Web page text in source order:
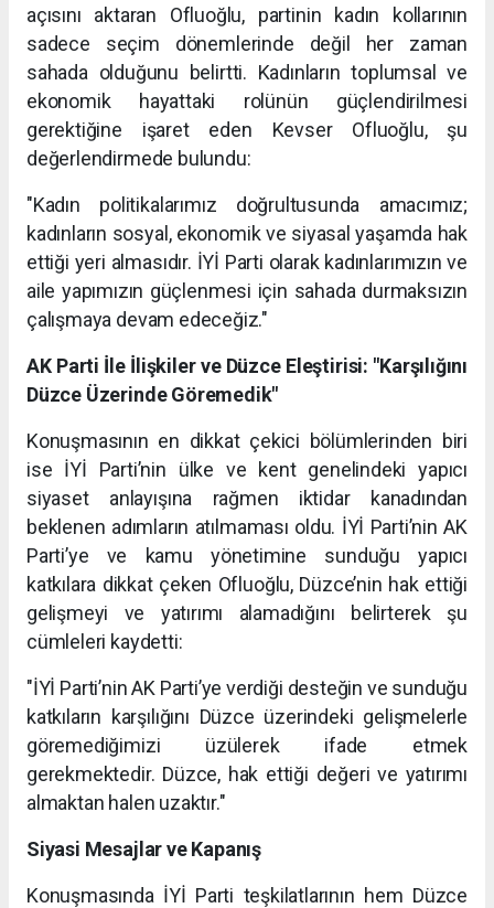
açısını aktaran Ofluoğlu, partinin kadın kollarının
sadece seçim dönemlerinde değil her zaman
sahada olduğunu belirtti. Kadınların toplumsal ve
ekonomik hayattaki rolünün güçlendirilmesi
gerektiğine işaret eden Kevser Ofluoğlu, şu
değerlendirmede bulundu:
"Kadın politikalarımız doğrultusunda amacımız;
kadınların sosyal, ekonomik ve siyasal yaşamda hak
ettiği yeri almasıdır. İYİ Parti olarak kadınlarımızın ve
aile yapımızın güçlenmesi için sahada durmaksızın
çalışmaya devam edeceğiz."
AK Parti İle İlişkiler ve Düzce Eleştirisi: "Karşılığını
Düzce Üzerinde Göremedik"
Konuşmasının en dikkat çekici bölümlerinden biri
ise İYİ Parti’nin ülke ve kent genelindeki yapıcı
siyaset anlayışına rağmen iktidar kanadından
beklenen adımların atılmaması oldu. İYİ Parti’nin AK
Parti’ye ve kamu yönetimine sunduğu yapıcı
katkılara dikkat çeken Ofluoğlu, Düzce’nin hak ettiği
gelişmeyi ve yatırımı alamadığını belirterek şu
cümleleri kaydetti:
"İYİ Parti’nin AK Parti’ye verdiği desteğin ve sunduğu
katkıların karşılığını Düzce üzerindeki gelişmelerle
göremediğimizi üzülerek ifade etmek
gerekmektedir. Düzce, hak ettiği değeri ve yatırımı
almaktan halen uzaktır."
Siyasi Mesajlar ve Kapanış
Konuşmasında İYİ Parti teşkilatlarının hem Düzce